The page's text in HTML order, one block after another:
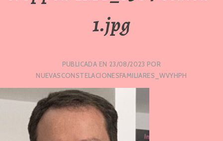
1.jpg
PUBLICADA EN 23/08/2023 POR
NUEVASCONSTELACIONESFAMILIARES_WVYHPH